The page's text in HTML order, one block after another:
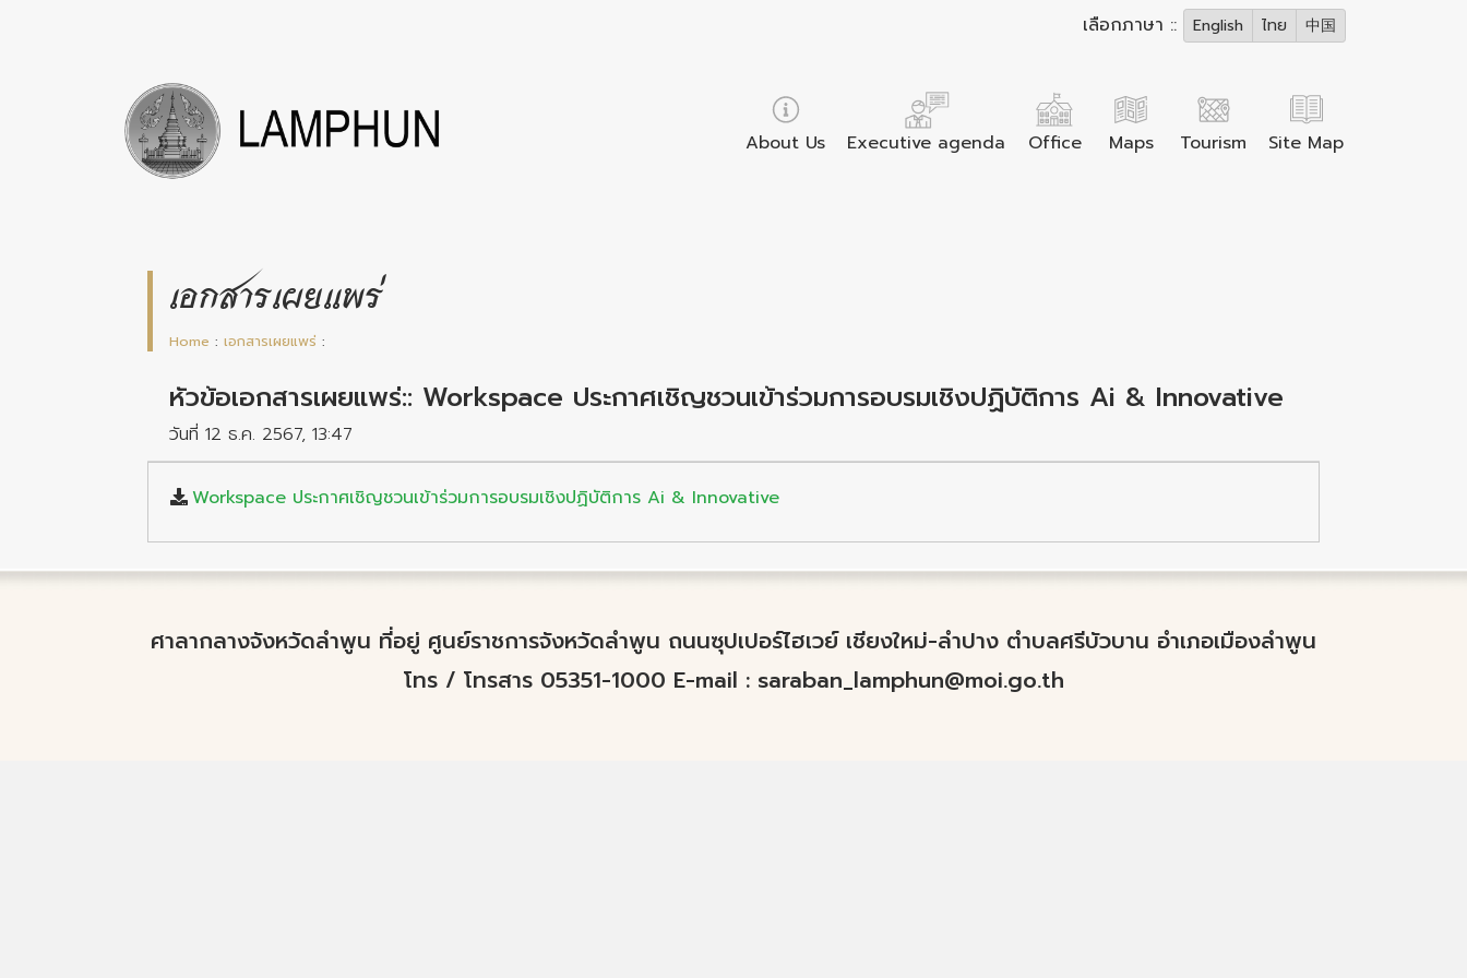
เลือกภาษา :: English ไทย 中国
About Us Executive agenda Office Maps Tourism Site Map
เอกสารเผยแพร่
Home : เอกสารเผยแพร่ :
หัวข้อเอกสารเผยแพร่:: Workspace ประกาศเชิญชวนเข้าร่วมการอบรมเชิงปฏิบัติการ Ai & Innovative
วันที่ 12 ธ.ค. 2567, 13:47
Workspace ประกาศเชิญชวนเข้าร่วมการอบรมเชิงปฏิบัติการ Ai & Innovative
ศาลากลางจังหวัดลำพูน ที่อยู่ ศูนย์ราชการจังหวัดลำพูน ถนนซุปเปอร์ไฮเวย์ เชียงใหม่-ลำปาง ตำบลศรีบัวบาน อำเภอเมืองลำพูน
โทร / โทรสาร 05351-1000 E-mail : saraban_lamphun@moi.go.th